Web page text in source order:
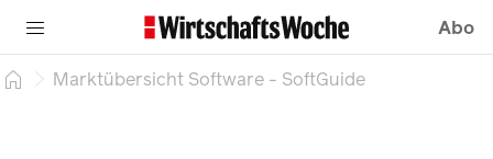
Abo
Marktübersicht Software - SoftGuide